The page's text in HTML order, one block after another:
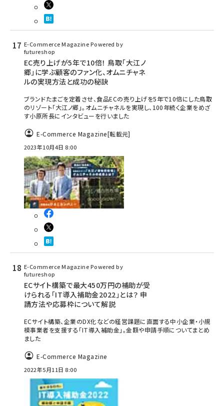
E-Commerce Magazine Powered by
futureshop
EC売り上げが5年で10倍！ 鳥取「大江ノ
郷」に学ぶ顧客のファン化、オムニチャネ
ルの実現方法と成功の秘訣
ブランドたまごを定着させ、食品ECの売り上げを5年で10倍にした鳥取
のリゾート「大江ノ郷」。オムニチャネルを実現し、100年続く企業をめざ
す小原所長にインタビューを行いました
E-Commerce Magazine[転載元]
2023年10月4日 8:00
E-Commerce Magazine Powered by
futureshop
ECサイト構築で最大450万円の補助が受
けられる「IT導入補助金2022」とは？ 申
請方法や応募枠について解説
ECサイト構築、企業のDX化などの経営課題に直面する中小企業・小規
模事業者を支援する「IT導入補助金」。金額や申請手順についてまとめ
ました
E-Commerce Magazine
2022年5月11日 8:00